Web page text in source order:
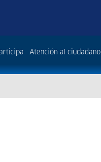
Atención al ciudadano